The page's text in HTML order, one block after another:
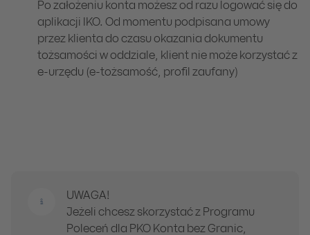
Po założeniu konta możesz od razu logować się do
aplikacji IKO. Od momentu podpisana umowy
przez klienta do czasu okazania dokumentu
tożsamości w oddziale, klient nie może korzystać z
e-urzędu (e-tożsamość, profil zaufany)
W aplikacji IKO zrób zdjęcie twarzy i dowodu
UWAGA!
Jeżeli chcesz skorzystać z Programu
Poleceń dla PKO Konta bez Granic,